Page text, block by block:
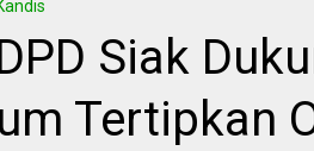
Siak
Tertipkan